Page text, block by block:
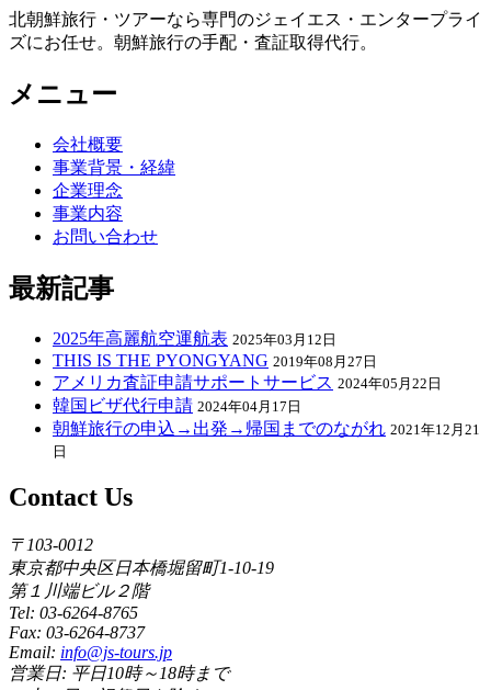
北朝鮮旅行・ツアーなら専門のジェイエス・エンタープライ
ズにお任せ。朝鮮旅行の手配・査証取得代行。
メニュー
会社概要
事業背景・経緯
企業理念
事業内容
お問い合わせ
最新記事
2025年高麗航空運航表 2025年03月12日
THIS IS THE PYONGYANG 2019年08月27日
アメリカ査証申請サポートサービス 2024年05月22日
韓国ビザ代行申請 2024年04月17日
朝鮮旅行の申込→出発→帰国までのながれ 2021年12月21
日
Contact Us
〒103-0012
東京都中央区日本橋堀留町1-10-19
第１川端ビル２階
Tel: 03-6264-8765
Fax: 03-6264-8737
Email: info@js-tours.jp
営業日: 平日10時～18時まで